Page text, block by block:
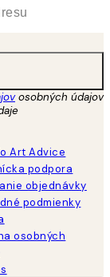
osobných údajov
Art Advice
podpora
objednávky
podmienky
osobných